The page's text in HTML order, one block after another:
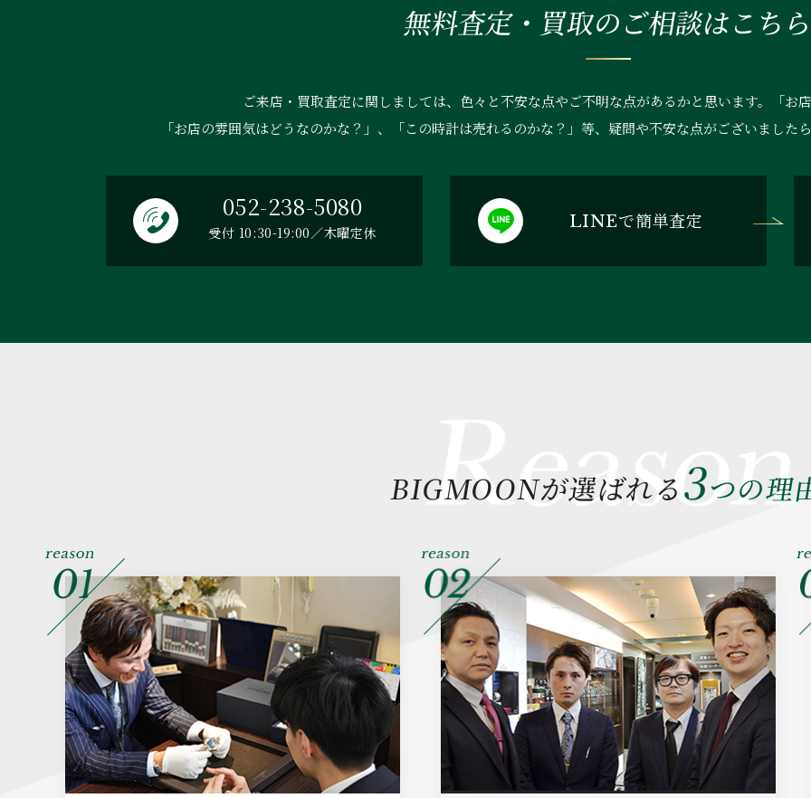
無料査定・買取のご相談はこち
ご来店・買取査定に関しましては、色々と不安な点やご不明な点があるかと思います。「お
「お店の雰囲気はどうなのかな？」、「この時計は売れるのかな？」等、疑問や不安な点がございました
052-238-5080
受付 10:30-19:00／木曜定休
LINEで簡単査定
BIGMOONが選ばれる3つの理